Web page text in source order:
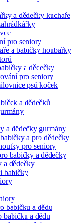
a dědečky kuchaře
pro seniory
a babičky houbařky
a dědečky
pro seniory
psů koček
a dědečků
a dědečky gurmány
a pro dědečky
pro seniory
babičky a dědečky
a dědečky
babičky
babičku a dědu
a dědu